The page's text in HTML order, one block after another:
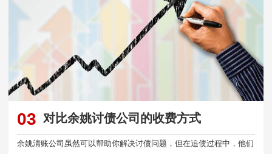
03 对比余姚讨债公司的收费方式
余姚清账公司虽然可以帮助你解决讨债问题，但在追债过程中，他们